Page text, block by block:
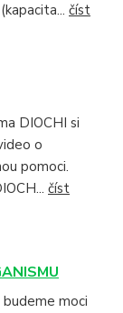
číst
DIOCHI si
o
pomoci.
číst
budeme moci